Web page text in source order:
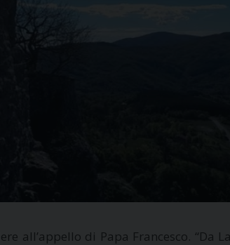
all’appello di Papa Francesco. “Da